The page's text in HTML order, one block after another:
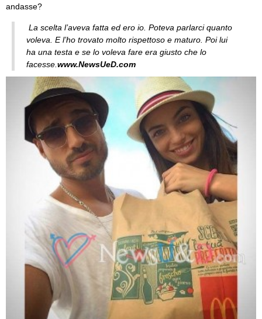
andasse?
La scelta l’aveva fatta ed ero io. Poteva parlarci quanto
voleva. E l’ho trovato molto rispettoso e maturo. Poi lui
ha una testa e se lo voleva fare era giusto che lo
facesse.www.NewsUeD.com